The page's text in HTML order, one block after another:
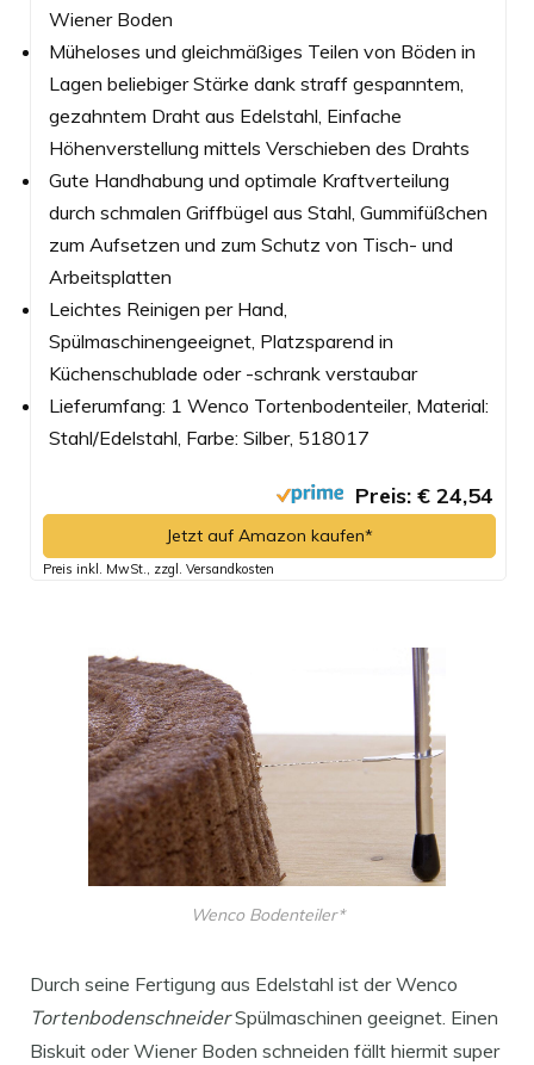
Wiener Boden
Müheloses und gleichmäßiges Teilen von Böden in
Lagen beliebiger Stärke dank straff gespanntem,
gezahntem Draht aus Edelstahl, Einfache
Höhenverstellung mittels Verschieben des Drahts
Gute Handhabung und optimale Kraftverteilung
durch schmalen Griffbügel aus Stahl, Gummifüßchen
zum Aufsetzen und zum Schutz von Tisch- und
Arbeitsplatten
Leichtes Reinigen per Hand,
Spülmaschinengeeignet, Platzsparend in
Küchenschublade oder -schrank verstaubar
Lieferumfang: 1 Wenco Tortenbodenteiler, Material:
Stahl/Edelstahl, Farbe: Silber, 518017
Preis: € 24,54
Jetzt auf Amazon kaufen*
Preis inkl. MwSt., zzgl. Versandkosten
Wenco Bodenteiler*
Durch seine Fertigung aus Edelstahl ist der Wenco
TortenbodenschneiderSpülmaschinen geeignet. Einen
Biskuit oder Wiener Boden schneiden fällt hiermit super